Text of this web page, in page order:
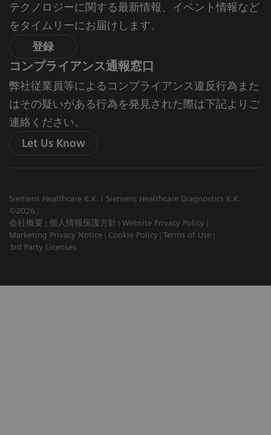
テクノロジーに関する最新情報、イベント情報など
をタイムリーにお届けします。
登録
コンプライアンス通報窓口
弊社従業員等によるコンプライアンス違反行為また
はその疑いがある行為を発見された際は下記よりご
連絡ください。
Let Us Know
Siemens Healthcare K.K. / Siemens Healthcare Diagnostics K.K.
©2026
会社概要
個人情報保護方針
Website Privacy Policy
Marketing Privacy Notice
Cookie Policy Terms of Use
3rd Party Licenses